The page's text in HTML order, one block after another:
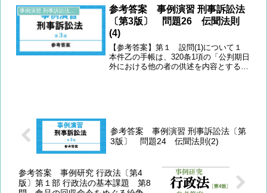
Bを追跡して公道上で制止し、そのズボ
ンの中を捜索している。...
参考答案 事例演習 刑事訴訟法
〔第3版〕 問題26 伝聞法則
(4)
【参考答案】第１ 設問(1)について１
本件乙の手帳は、320条1項の「公判期日
外における他の者の供述を内容とする書
参考答案 事例演習 刑事訴訟法〔第
3版〕 問題24 伝聞法則(2)
参考答案 事例研究 行政法〔第4
版〕第１部 行政法の基本課題 第8